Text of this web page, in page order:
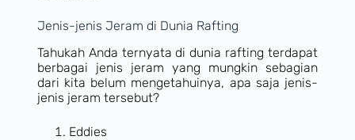
Jenis-jenis Jeram di Dunia Rafting
Tahukah Anda ternyata di dunia rafting terdapat
berbagai jenis jeram yang mungkin sebagian
dari kita belum mengetahuinya, apa saja jenis-
jenis jeram tersebut?
Eddies